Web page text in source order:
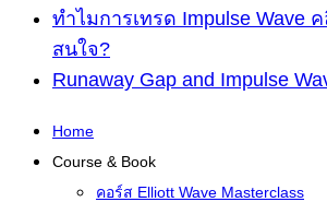
ทำไมการเทรด Impulse Wave
สนใจ?
Runaway Gap and Impulse
Home
Course & Book
คอร์ส Elliott Wave Masterclass